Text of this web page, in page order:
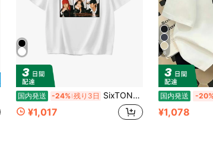
国内発送 -24% 残り3日 SixTONES アイドルグループ 記念デザイン 半袖 メンズ レディース ゆったり 推し活グッズファン向け コレクション
¥1,017
6
国内発送 -
¥1,078